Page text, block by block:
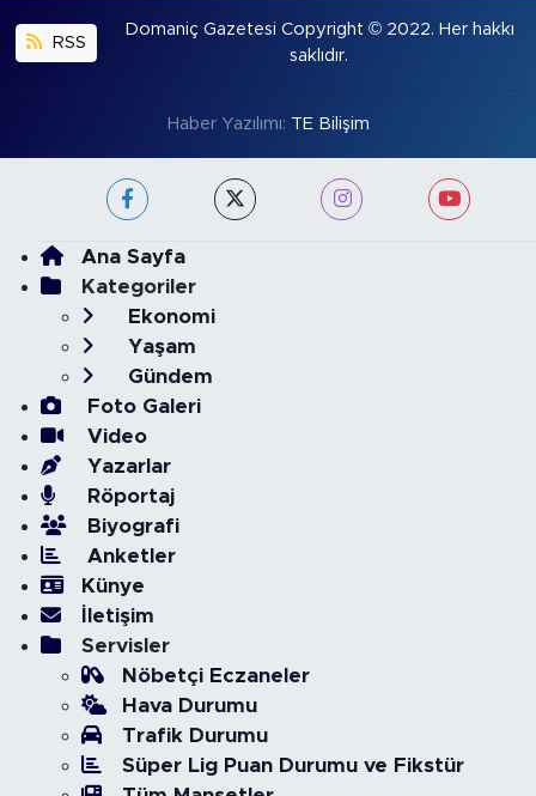
RSS
Domaniç Gazetesi Copyright © 2022. Her hakkı
saklıdır.
Haber Yazılımı: TE Bilişim
Ana Sayfa
Kategoriler
Ekonomi
Yaşam
Gündem
Foto Galeri
Video
Yazarlar
Röportaj
Biyografi
Anketler
Künye
İletişim
Servisler
Nöbetçi Eczaneler
Hava Durumu
Trafik Durumu
Süper Lig Puan Durumu ve Fikstür